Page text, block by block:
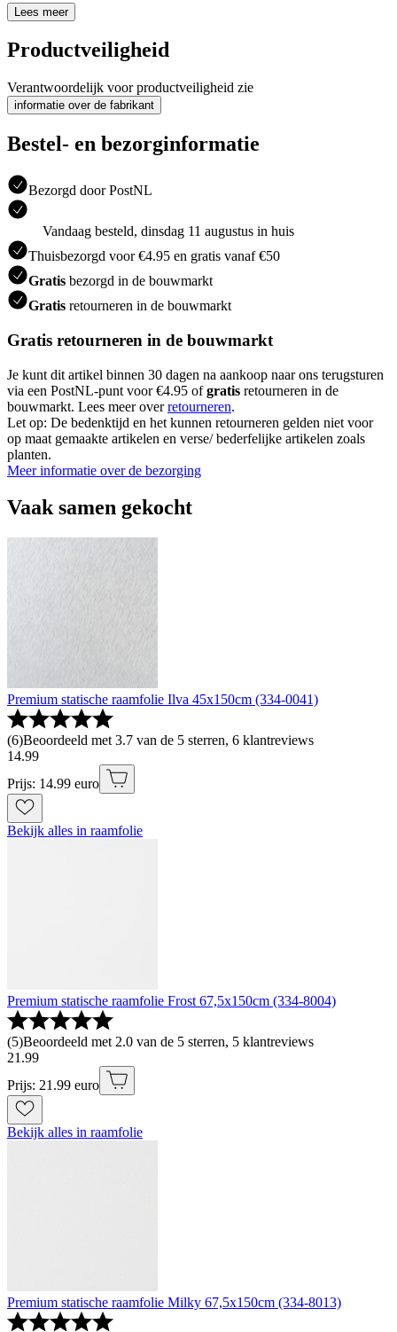
Lees meer
Productveiligheid
Verantwoordelijk voor productveiligheid zie
informatie over de fabrikant
Bestel- en bezorginformatie
Bezorgd door PostNL
Vandaag besteld, dinsdag 11 augustus in huis
Thuisbezorgd voor €4.95 en gratis vanaf €50
Gratis bezorgd in de bouwmarkt
Gratis retourneren in de bouwmarkt
Gratis retourneren in de bouwmarkt
Je kunt dit artikel binnen 30 dagen na aankoop naar ons terugsturen
via een PostNL-punt voor €4.95 ofgratis retourneren in de
bouwmarkt. Lees meer overretourneren.
Let op: De bedenktijd en het kunnen retourneren gelden niet voor
op maat gemaakte artikelen en verse/ bederfelijke artikelen zoals
planten.
Meer informatie over de bezorging
Vaak samen gekocht
Premium statische raamfolie Ilva 45x150cm (334-0041)
(6)Beoordeeld met 3.7 van de 5 sterren, 6 klantreviews
14.99
Prijs: 14.99 euro
Bekijk alles in raamfolie
Premium statische raamfolie Frost 67,5x150cm (334-8004)
(5)Beoordeeld met 2.0 van de 5 sterren, 5 klantreviews
21 .99
Prijs: 21.99 euro
Bekijk alles in raamfolie
Premium statische raamfolie Milky 67,5x150cm (334-8013)